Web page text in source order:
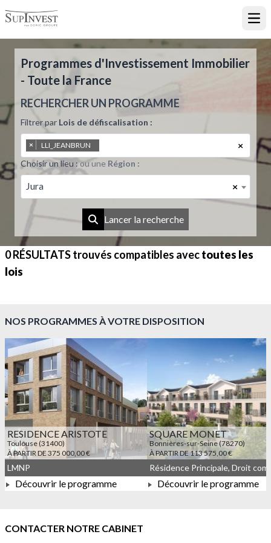
Programmes d'Investissement Immobilier
- Toute la France
RECHERCHER UN PROGRAMME
Filtrer par Lois de défiscalisation :
×
× LLI_JEANBRUN
Choisir un lieu :ou une Région :
×
Jura
Lancer la recherche
0 RÉSULTATStrouvés compatibles avectoutes les
lois
NOS PROGRAMMES À VOTRE DISPOSITION
RESIDENCE ARISTOTE
Toulouse (31400)
À PARTIR DE 375 000,00 €
À PARTIR DE 375 000,00 €
LMNP
Découvrir le programme
SQUARE MONET
Bonnières-sur-Seine (78270)
À PARTIR DE 113 575,00 €
Découvrir le programme
CONTACTER NOTRE CABINET